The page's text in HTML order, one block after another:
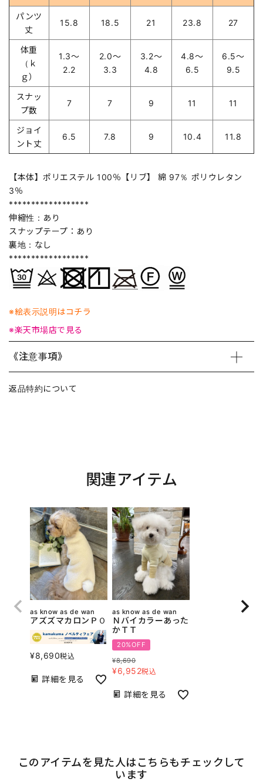
パンツ
丈
15.8 18.5 21 23.8 27
体重
（ｋ
ｇ）
1.3～
2.2
2.0～
3.3
3.2～
4.8
4.8～
6.5
6.5～
9.5
スナッ
プ数
7 7 9 11 11
ジョイ
ント丈
6.5 7.8 9 10.4 11.8
【本体】ポリエステル 100％【リブ】 綿 97％ ポリウレタン
3％
******************
伸縮性：あり
スナップテープ：あり
裏地：なし
******************
※絵表示説明はコチラ
※楽天市場店で見る
《注意事項》
返品特約について
関連アイテム
as know as de wan
アズズマカロンＰＯ
¥8,690税込
詳細を見る
as know as de wan
Ｎバイカラーあった
かＴＴ
20%OFF
¥8,690
¥6,952税込
詳細を見る
このアイテムを見た人はこちらもチェックして
います